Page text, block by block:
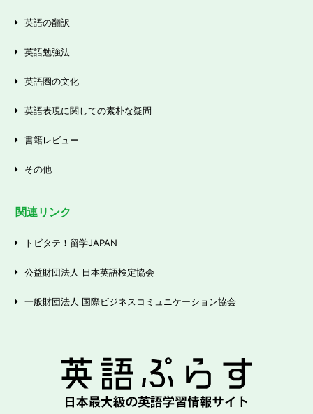
英語の翻訳
英語勉強法
英語圏の文化
英語表現に関しての素朴な疑問
書籍レビュー
その他
関連リンク
トビタテ！留学JAPAN
公益財団法人 日本英語検定協会
一般財団法人 国際ビジネスコミュニケーション協会